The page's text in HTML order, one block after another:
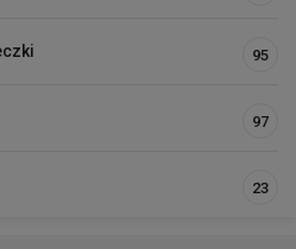
95
97
23